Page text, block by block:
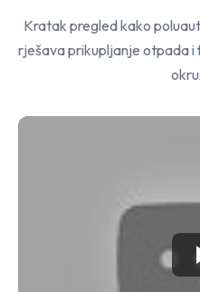
Kratak pregled kako
rješava prikupljanje otpada i